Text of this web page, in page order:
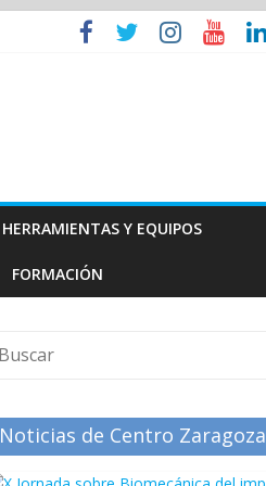
HERRAMIENTAS Y EQUIPOS
FORMACIÓN
Noticias de Centro Zaragoza